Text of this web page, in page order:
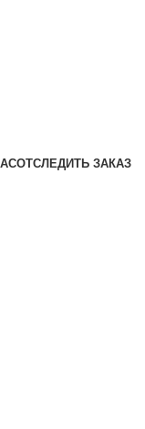
ОТСЛЕДИТЬ ЗАКАЗ